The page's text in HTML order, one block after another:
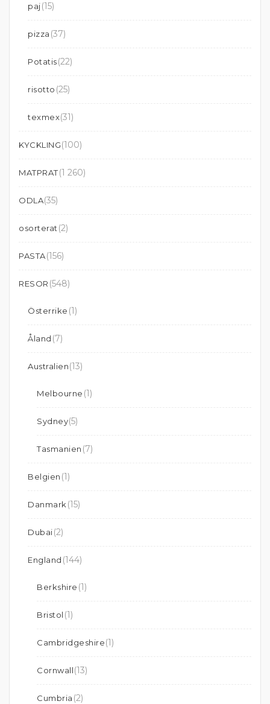
paj(15)
pizza (37)
Potatis(22)
risotto (25)
texmex(31)
KYCKLING(100)
MATPRAT(1 260)
ODLA(35)
osorterat (2)
PASTA(156)
RESOR (548)
Österrike (1)
Åland (7)
Australien(13)
Melbourne (1)
Sydney(5)
Tasmanien (7)
Belgien (1)
Danmark (15)
Dubai(2)
England (144)
Berkshire (1)
Bristol (1)
Cambridgeshire(1)
Cornwall(13)
Cumbria (2)